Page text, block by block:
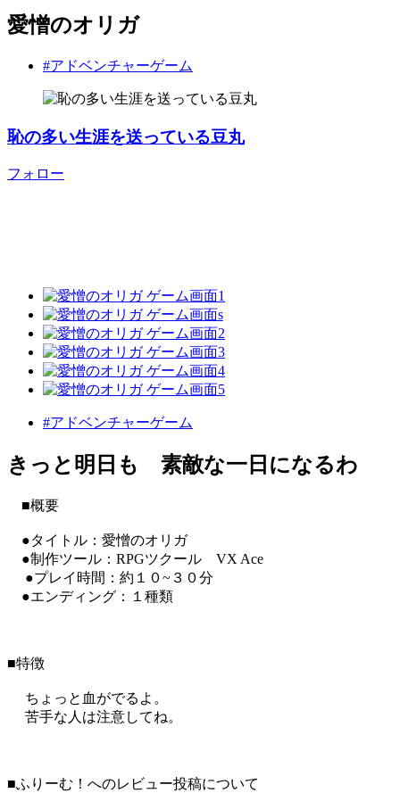
愛憎のオリガ
#アドベンチャーゲーム
恥の多い生涯を送っている豆丸
フォロー
#アドベンチャーゲーム
きっと明日も 素敵な一日になるわ
■概要
●タイトル：愛憎のオリガ
●制作ツール：RPGツクール VX Ace
●プレイ時間：約１０~３０分
●エンディング：１種類
■特徴
ちょっと血がでるよ。
苦手な人は注意してね。
■ふりーむ！へのレビュー投稿について